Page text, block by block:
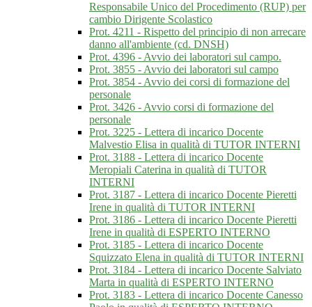
Responsabile Unico del Procedimento (RUP) per
cambio Dirigente Scolastico
Prot. 4211 - Rispetto del principio di non arrecare
danno all'ambiente (cd. DNSH)
Prot. 4396 - Avvio dei laboratori sul campo.
Prot. 3855 - Avvio dei laboratori sul campo
Prot. 3854 - Avvio dei corsi di formazione del
personale
Prot. 3426 - Avvio corsi di formazione del
personale
Prot. 3225 - Lettera di incarico Docente
Malvestio Elisa in qualità di TUTOR INTERNI
Prot. 3188 - Lettera di incarico Docente
Meropiali Caterina in qualità di TUTOR
INTERNI
Prot. 3187 - Lettera di incarico Docente Pieretti
Irene in qualità di TUTOR INTERNI
Prot. 3186 - Lettera di incarico Docente Pieretti
Irene in qualità di ESPERTO INTERNO
Prot. 3185 - Lettera di incarico Docente
Squizzato Elena in qualità di TUTOR INTERNI
Prot. 3184 - Lettera di incarico Docente Salviato
Marta in qualità di ESPERTO INTERNO
Prot. 3183 - Lettera di incarico Docente Canesso